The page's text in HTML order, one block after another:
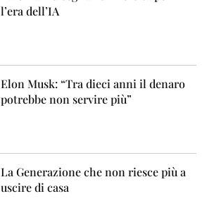
l’era dell’IA
Elon Musk: “Tra dieci anni il denaro
potrebbe non servire più”
La Generazione che non riesce più a
uscire di casa